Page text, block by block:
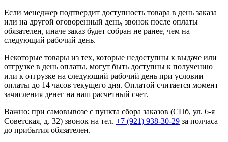
Если менеджер подтвердит доступность товара в день заказа
или на другой оговоренный день, звонок после оплаты
обязателен, иначе заказ будет собран не ранее, чем на
следующий рабочий день.
Некоторые товары из тех, которые недоступны к выдаче или
отгрузке в день оплаты, могут быть доступны к получению
или к отгрузке на следующий рабочий день при условии
оплаты до 14 часов текущего дня. Оплатой считается момент
зачисления денег на наш расчетный счет.
Важно: при самовывозе с пункта сборa заказов (СПб, ул. 6-я
Советская, д. 32) звонок на тел. +7 (921) 938-30-29 за полчаса
до прибытия обязателен.